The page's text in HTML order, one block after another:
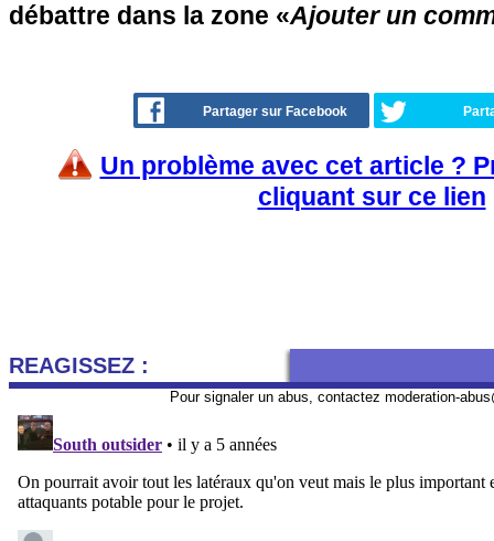
débattre dans la zone «Ajouter un
Partager sur Facebook
Un problème avec cet article ?
cliquant sur ce lien
REAGISSEZ :
Pour signaler un abus, contactez moderation-